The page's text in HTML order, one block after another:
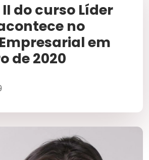
do curso Líder
no
em
de 2020